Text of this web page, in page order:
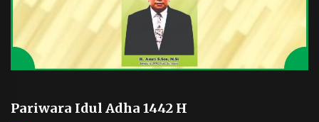
Pariwara Idul Adha 1442 H